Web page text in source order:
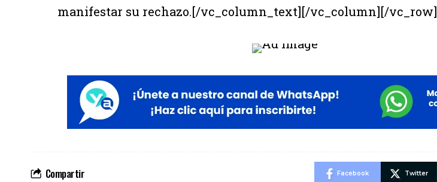
manifestar su rechazo.[/vc_column_text][/vc_column][/vc_row]
Compartir Facebook Twitter